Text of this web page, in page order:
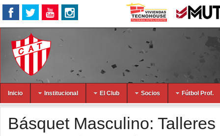
Inicio Institucional El Club Socios Fútbol Prof.
Básquet Masculino: